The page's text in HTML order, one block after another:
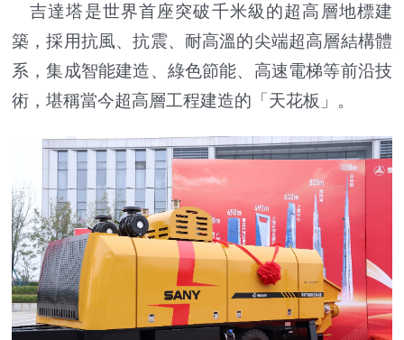
吉達塔是世界首座突破千米級的超高層地標建
築，採用抗風、抗震、耐高溫的尖端超高層結構體
系，集成智能建造、綠色節能、高速電梯等前沿技
術，堪稱當今超高層工程建造的「天花板」。